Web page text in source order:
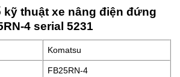
kỹ thuật xe nâng điện đứng
4 serial 5231
Komatsu
FB25RN-4